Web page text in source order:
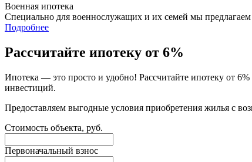
Военная ипотека
Специально для военнослужащих и их семей мы
Подробнее
Рассчитайте ипотеку от 6%
Ипотека — это просто и удобно! Рассчитайте ипотеку от
инвестиций.
Предоставляем выгодные условия приобретения жилья с
Стоимость объекта, руб.
Первоначальный взнос